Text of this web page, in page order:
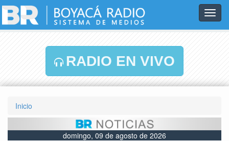
RADIO EN VIVO
Inicio
domingo, 09 de agosto de 2026